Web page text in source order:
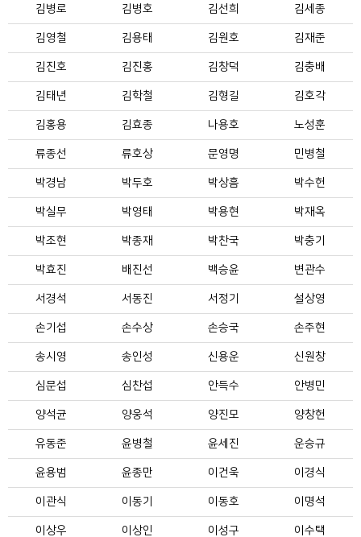
김병로 김병호 김선희 김세종
김영철 김용태 김원호 김재준
김진호 김진홍 김창덕 김충배
김태년 김학철 김형길 김호각
김홍용 김효종 나용호 노성훈
류종선 류호상 문영명 민병철
박경남 박두호 박상흠 박수헌
박실무 박영태 박용현 박재옥
박조현 박종재 박찬국 박충기
박효진 배진선 백승윤 변관수
서경석 서동진 서정기 설상영
손기섭 손수상 손승국 손주현
송시영 송인성 신용운 신원창
심문섭 심찬섭 안득수 안병민
양석균 양웅석 양진모 양창헌
유동준 윤병철 윤세진 운승규
윤용범 윤종만 이건욱 이경식
이관식 이동기 이동호 이명석
이상우 이상인 이성구 이수택